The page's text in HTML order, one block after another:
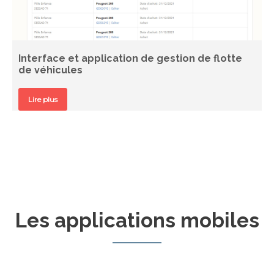
Interface et application de gestion de flotte
de véhicules
Lire plus
Les applications mobiles